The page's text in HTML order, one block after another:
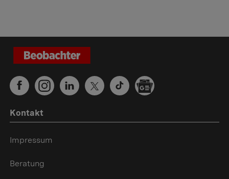
Kontakt
Impressum
Beratung